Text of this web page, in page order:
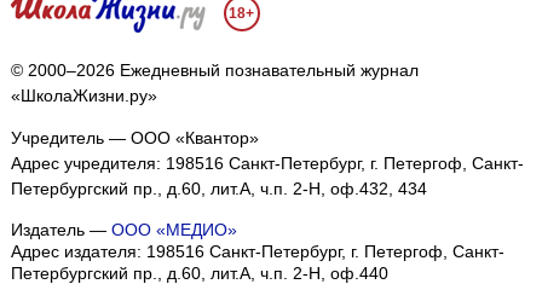
18+
© 2000–2026 Ежедневный познавательный журнал
«ШколаЖизни.ру»
Учредитель — ООО «Квантор»
Адрес учредителя: 198516 Санкт-Петербург, г. Петергоф, Санкт-
Петербургский пр., д.60, лит.А, ч.п. 2-Н, оф.432, 434
Издатель — ООО «МЕДИО»
Адрес издателя: 198516 Санкт-Петербург, г. Петергоф, Санкт-
Петербургский пр., д.60, лит.А, ч.п. 2-Н, оф.440